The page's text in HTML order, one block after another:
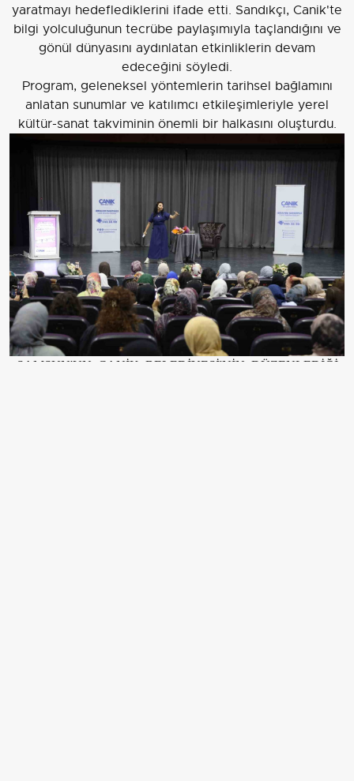
yaratmayı hedeflediklerini ifade etti. Sandıkçı, Canik'te
bilgi yolculuğunun tecrübe paylaşımıyla taçlandığını ve
gönül dünyasını aydınlatan etkinliklerin devam
edeceğini söyledi.
Program, geleneksel yöntemlerin tarihsel bağlamını
anlatan sunumlar ve katılımcı etkileşimleriyle yerel
kültür-sanat takviminin önemli bir halkasını oluşturdu.
SAMSUN'UN CANİK BELEDİYESİ'NİN DÜZENLEDİĞİ